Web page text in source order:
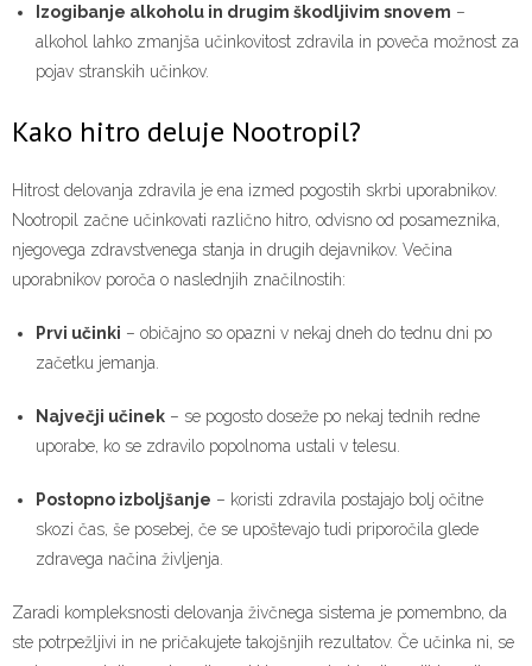
Izogibanje alkoholu in drugim škodljivim snovem –
alkohol lahko zmanjša učinkovitost zdravila in poveča možnost za
pojav stranskih učinkov.
Kako hitro deluje Nootropil?
Hitrost delovanja zdravila je ena izmed pogostih skrbi uporabnikov.
Nootropil začne učinkovati različno hitro, odvisno od posameznika,
njegovega zdravstvenega stanja in drugih dejavnikov. Večina
uporabnikov poroča o naslednjih značilnostih:
Prvi učinki – običajno so opazni v nekaj dneh do tednu dni po
začetku jemanja.
Največji učinek – se pogosto doseže po nekaj tednih redne
uporabe, ko se zdravilo popolnoma ustali v telesu.
Postopno izboljšanje – koristi zdravila postajajo bolj očitne
skozi čas, še posebej, če se upoštevajo tudi priporočila glede
zdravega načina življenja.
Zaradi kompleksnosti delovanja živčnega sistema je pomembno, da
ste potrpežljivi in ne pričakujete takojšnjih rezultatov. Če učinka ni, se